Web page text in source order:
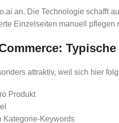
an. Die Technologie schafft
Einzelseiten manuell pflegen
attraktiv, weil sich hier
Produkt
Kategorie-Keywords